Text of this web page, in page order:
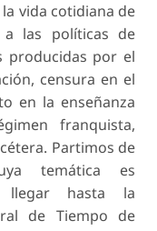
vida cotidiana de
a las políticas de
producidas por el
censura en el
en la enseñanza
franquista,
Partimos de
temática es
llegar hasta la
de Tiempo de